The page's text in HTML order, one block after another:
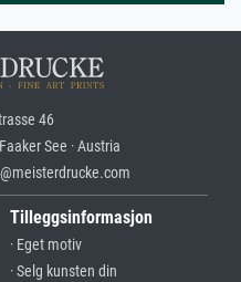
46
See · Austria
Tilleggsinformasjon
· Eget motiv
· Selg kunsten din